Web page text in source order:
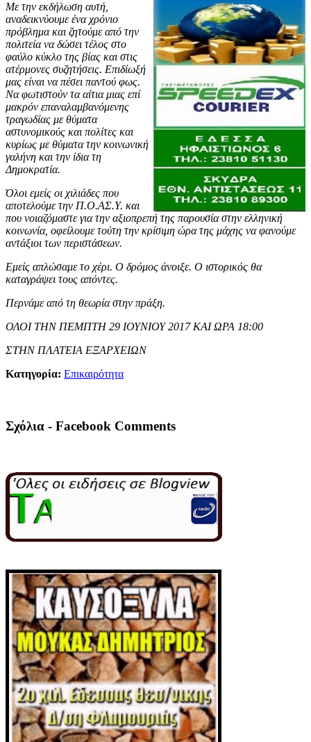
Με την εκδήλωση αυτή,
αναδεικνύουμε ένα χρόνιο
πρόβλημα και ζητούμε από την
πολιτεία να δώσει τέλος στο
φαύλο κύκλο της βίας και στις
ατέρμονες συζητήσεις. Επιδίωξή
μας είναι να πέσει παντού φως.
Να φωτιστούν τα αίτια μιας επί
μακρόν επαναλαμβανόμενης
τραγωδίας με θύματα
αστυνομικούς και πολίτες και
κυρίως με θύματα την κοινωνική
γαλήνη και την ίδια τη
Δημοκρατία.
Όλοι εμείς οι χιλιάδες που
αποτελούμε την Π.Ο.ΑΣ.Υ. και
που νοιαζόμαστε για την αξιοπρεπή της παρουσία στην ελληνική
κοινωνία, οφείλουμε τούτη την κρίσιμη ώρα της μάχης να φανούμε
αντάξιοι των περιστάσεων.
Εμείς απλώσαμε το χέρι. O δρόμος άνοιξε. Ο ιστορικός θα
καταγράψει τους απόντες.
Περνάμε από τη θεωρία στην πράξη.
ΟΛΟΙ ΤΗΝ ΠΕΜΠΤΗ 29 ΙΟΥΝΙΟΥ 2017 ΚΑΙ ΩΡΑ 18:00
ΣΤΗΝ ΠΛΑΤΕΙΑ ΕΞΑΡΧΕΙΩΝ
Κατηγορία: Επικαιρότητα
Σχόλια - Facebook Comments